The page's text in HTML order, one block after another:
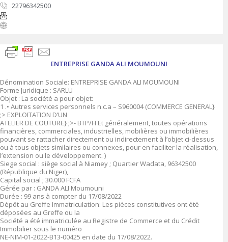
22796342500
ENTREPRISE GANDA ALI MOUMOUNI
Dénomination Sociale: ENTREPRISE GANDA ALI MOUMOUNI
Forme Juridique : SARLU
Objet : La société a pour objet:
1 .• Autres services personnels n.c.a – S960004 (COMMERCE GENERAL}
;> EXPLOITATION D’UN
ATELIER DE COUTURE} ;>- BTP/H Et généralement, toutes opérations
financières, commerciales, industrielles, mobilières ou immobilières
pouvant se rattacher directement ou indirectement à l’objet ci-dessus
ou à tous objets similaires ou connexes, pour en faciliter la réalisation,
l’extension ou le développement. )
Siege social : siège social à Niamey ; Quartier Wadata, 96342500
(République du Niger),
Capital social ; 30.000 FCFA
Gérée par : GANDA ALI Moumouni
Durée : 99 ans à compter du 17/08/2022
Dépôt au Greffe Immatriculation: Les pièces constitutives ont été
déposées au Greffe ou la
Société a été immatriculée au Registre de Commerce et du Crédit
Immobilier sous le numéro
NE-NIM-01-2022-B13-00425 en date du 17/08/2022.